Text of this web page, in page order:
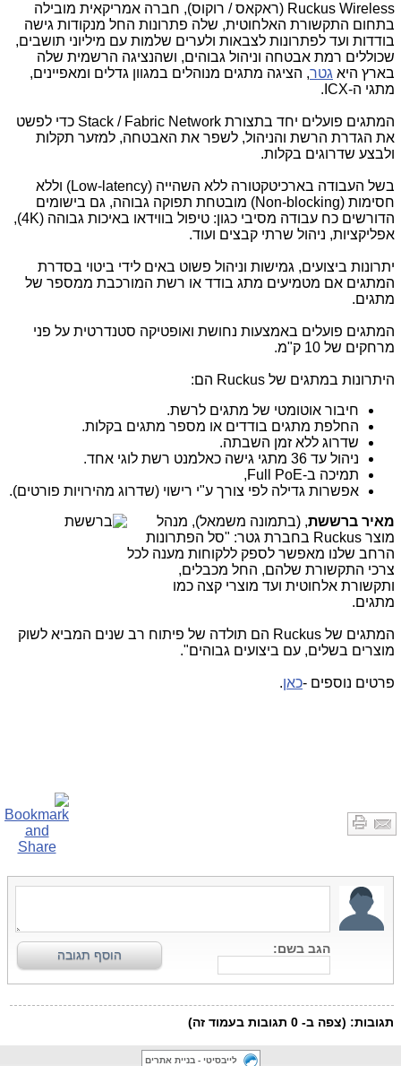
Ruckus Wireless (ראקאס / רוקוס), חברה אמריקאית מובילה
בתחום התקשורת האלחוטית, שלה פתרונות החל מנקודות גישה
בודדות ועד לפתרונות לצבאות ולערים שלמות עם מיליוני תושבים,
שכוללים רמת אבטחה וניהול גבוהים, ושהנציגה הרשמית שלה
בארץ היא גטר, הציגה מתגים מנוהלים במגוון גדלים ומאפיינים,
מתגי ה-ICX
.
המתגים פועלים יחד בתצורת Stack / Fabric Network כדי לפשט
את הגדרת הרשת והניהול, לשפר את האבטחה, למזער תקלות
ולבצע שדרוגים בקלות.
בשל העבודה בארכיטקטורה ללא השהייה (Low-latency) וללא
חסימות (Non-blocking) מובטחת תפוקה גבוהה, גם בישומים
הדורשים כח עבודה מסיבי כגון: טיפול בווידאו באיכות גבוהה (4K
),
אפליקציות, ניהול שרתי קבצים ועוד.
יתרונות ביצועים, גמישות וניהול פשוט באים לידי ביטוי בסדרת
המתגים אם מטמיעים מתג בודד או רשת המורכבת ממספר של
מתגים.
המתגים פועלים באמצעות נחושת ואופטיקה סטנדרטית על פני
מרחקים של 10 ק"מ.
היתרונות במתגים של Ruckus הם:
חיבור אוטומטי של מתגים לרשת.
החלפת מתגים בודדים או מספר מתגים בקלות.
שדרוג ללא זמן השבתה.
ניהול עד 36 מתגי גישה כאלמנט רשת לוגי אחד.
תמיכה ב-,Full PoE
אפשרות גדילה לפי צורך ע"י רישוי (שדרוג מהירויות פורטים).
מאיר ברששת, (בתמונה משמאל), מנהל
מוצר Ruckus בחברת גטר: "סל הפתרונות
הרחב שלנו מאפשר לספק ללקוחות מענה לכל
צרכי התקשורת שלהם, החל מכבלים,
ותקשורת אלחוטית ועד מוצרי קצה כמו
מתגים.
המתגים של Ruckus הם תולדה של פיתוח רב שנים המביא לשוק
מוצרים בשלים, עם ביצועים גבוהים".
פרטים נוספים -כאן.
לייבסיטי - בניית אתרים